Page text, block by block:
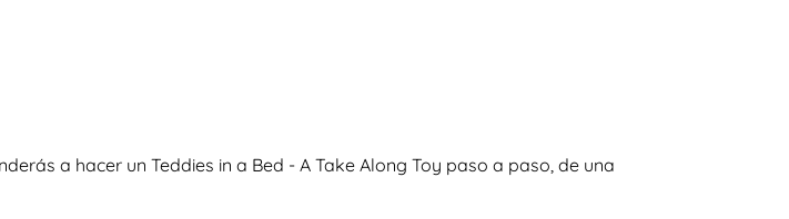
a hacer un Teddies in a Bed - A Take Along Toy paso a paso, de una